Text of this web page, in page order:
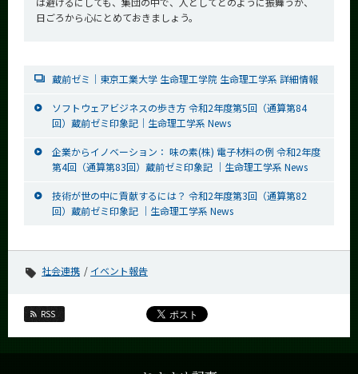
日ごろから心にとめておきましょう。
蔵前ゼミ│東京工業大学 生命理工学院 生命理工学系 詳細情報
ソフトウェアビジネスの歩き方 令和2年度第5回（通算第84
回）蔵前ゼミ印象記│生命理工学系 News
企業からイノベーション： 味の素(株) 電子材料の例 令和2年度
第4回（通算第83回）蔵前ゼミ印象記 │生命理工学系 News
技術が世の中に貢献するには？ 令和2年度第3回（通算第82
回）蔵前ゼミ印象記 │生命理工学系 News
社会連携 イベント報告
RSS